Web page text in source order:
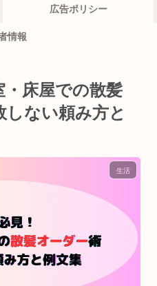
広告ポリシー
情報
・床屋での散髪
しない頼み方と
生活